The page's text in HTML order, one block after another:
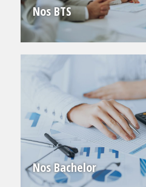
Nos BTS
Nos Bachelor